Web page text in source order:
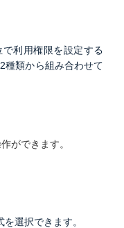
利用権限を設定する
種類から組み合わせて
ができます。
選択できます。